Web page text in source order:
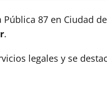
Pública 87 en Ciudad
.
legales y se